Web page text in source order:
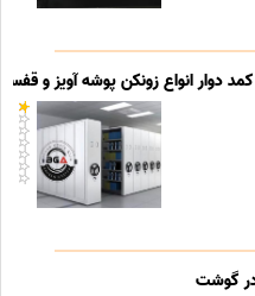
دوار انواع زونکن پوشه آویز و قفسه
گوشت